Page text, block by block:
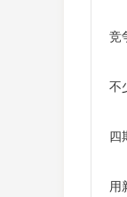
竞
不
四
用